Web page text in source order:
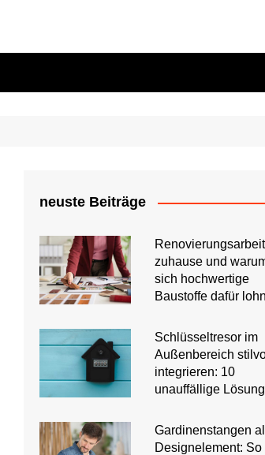
neuste Beiträge
zuhause und
sich hochwertige
Baustoffe dafür
Schlüsseltresor im
Außenbereich
integrieren: 10
unauffällige
Gardinenstangen
Designelement: So